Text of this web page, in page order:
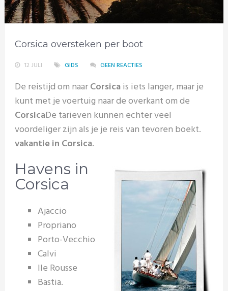
Corsica oversteken per boot
12 JULI GIDS GEEN REACTIES
De reistijd om naarCorsicais iets langer, maar je
kunt met je voertuig naar de overkant om de
CorsicaDe tarieven kunnen echter veel
voordeliger zijn als je je reis van tevoren boekt.
vakantie in Corsica.
Havens in
Corsica
Ajaccio
Propriano
Porto-Vecchio
Calvi
Ile Rousse
Bastia.